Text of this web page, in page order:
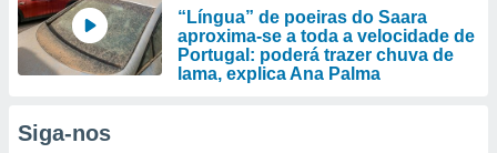
“Língua” de poeiras do Saara
aproxima-se a toda a velocidade de
Portugal: poderá trazer chuva de
lama, explica Ana Palma
Siga-nos